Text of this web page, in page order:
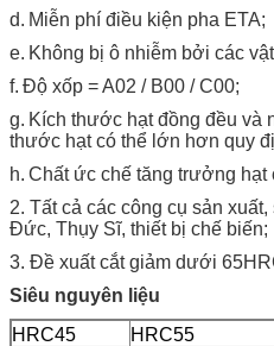
d. Miễn phí điều kiện pha ETA;
e. Không bị ô nhiễm bởi các
f. Độ xốp = A02 / B00 / C00;
g. Kích thước hạt đồng đều và
thước hạt có thể lớn hơn quy
h. Chất ức chế tăng trưởng hạt
2. Tất cả các công cụ sản
Đức, Thụy Sĩ, thiết bị chế biến;
3. Đề xuất cắt giảm dưới
Siêu nguyên liệu
HRC45
HRC55